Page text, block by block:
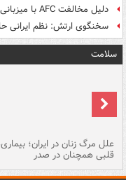
دلیل مخالفت AFC با میزبانی آبی‌ها در عراق
سخنگوی ارتش: نظم ایرانی
سلامت
علل مرگ زنان در ایران؛
قلبی همچنان در صدر